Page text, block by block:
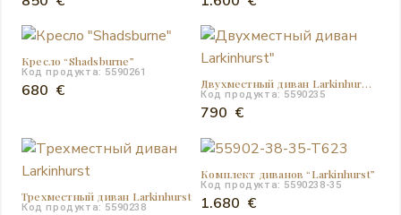
Кресло “Shadsburne”
Код продукта: 5590261
680 € Двухместный диван Larkinhurst”
Код продукта: 5590235
790 €
Трехместный диван Larkinhurst
Код продукта: 5590238
Комплект диванов “Larkinhurst”
Код продукта: 5590238-35
1.680 €